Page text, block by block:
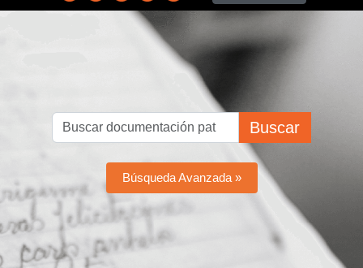
Buscar
Búsqueda Avanzada »